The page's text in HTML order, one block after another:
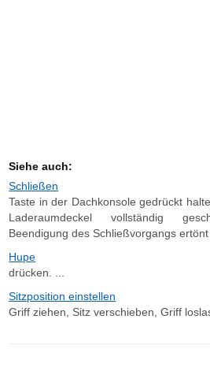
Siehe auch:
Schließen
Taste in der Dachkonsole gedrückt
Laderaumdeckel vollständig
Beendigung des Schließvorgangs ertönt
Hupe
drücken. ...
Sitzposition einstellen
Griff ziehen, Sitz verschieben, Griff